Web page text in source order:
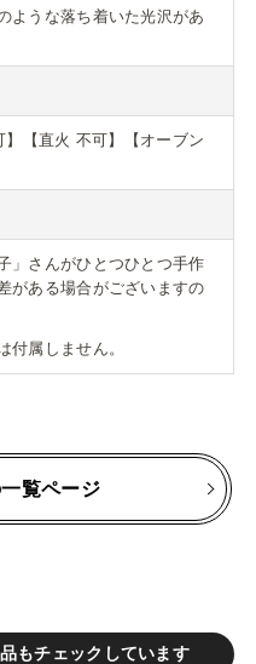
ような落ち着いた光沢があ
】【直火 不可】【オーブン
」さんがひとつひとつ手作
がある場合がございますの
属しません。
覧ページ
もチェックしています